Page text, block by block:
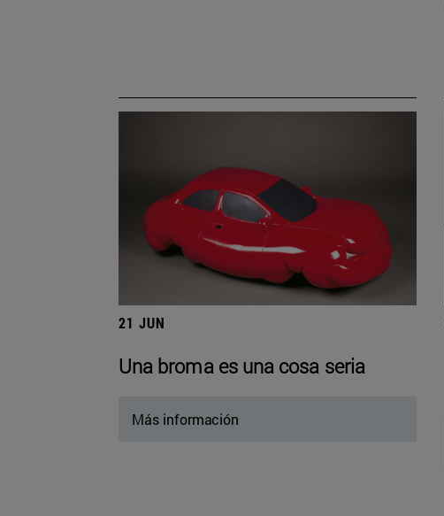
21 JUN
Una broma es una cosa seria
Más información